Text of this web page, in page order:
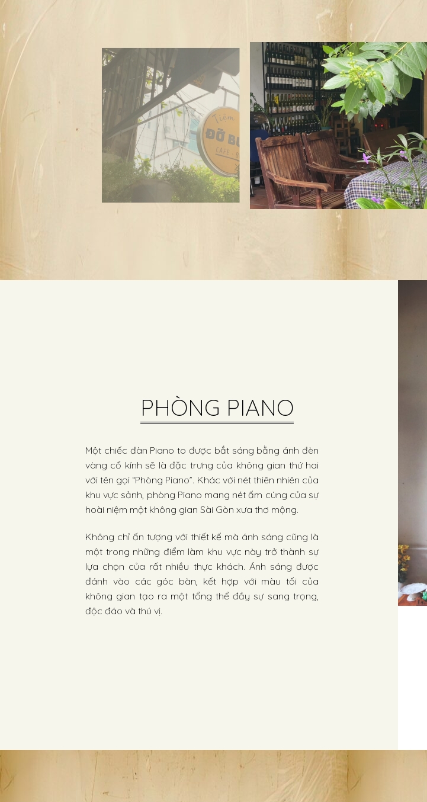
PHÒNG PIANO
Một chiếc đàn Piano to được bắt sáng bằng ánh đèn
vàng cổ kính sẽ là đặc trưng của không gian thứ hai
với tên gọi “Phòng Piano”. Khác với nét thiên nhiên của
khu vực sảnh, phòng Piano mang nét ấm cúng của sự
hoài niệm một không gian Sài Gòn xưa thơ mộng.
Không chỉ ấn tượng với thiết kế mà ánh sáng cũng là
một trong những điểm làm khu vực này trở thành sự
lựa chọn của rất nhiều thực khách. Ánh sáng được
đánh vào các góc bàn, kết hợp với màu tối của
không gian tạo ra một tổng thể đầy sự sang trọng,
độc đáo và thú vị.